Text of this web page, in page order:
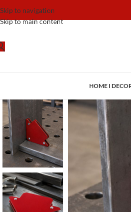
Skip to navigation
Skip to main content
HOME I